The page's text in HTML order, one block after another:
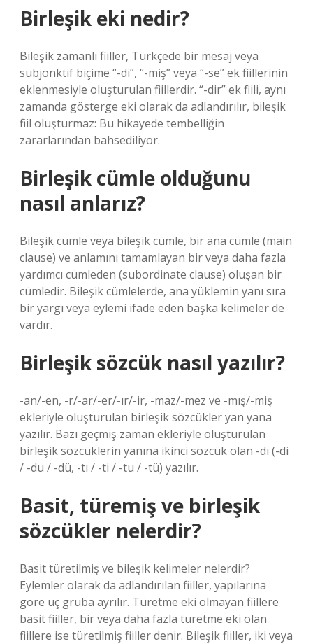
Birleşik eki nedir?
Bileşik zamanlı fiiller, Türkçede bir mesaj veya
subjonktif biçime “-di”, “-miş” veya “-se” ek fiillerinin
eklenmesiyle oluşturulan fiillerdir. “-dir” ek fiili, aynı
zamanda gösterge eki olarak da adlandırılır, bileşik
fiil oluşturmaz: Bu hikayede tembelliğin
zararlarından bahsediliyor.
Birleşik cümle olduğunu
nasıl anlarız?
Bileşik cümle veya bileşik cümle, bir ana cümle (main
clause) ve anlamını tamamlayan bir veya daha fazla
yardımcı cümleden (subordinate clause) oluşan bir
cümledir. Bileşik cümlelerde, ana yüklemin yanı sıra
bir yargı veya eylemi ifade eden başka kelimeler de
vardır.
Birleşik sözcük nasıl yazılır?
-an/-en, -r/-ar/-er/-ır/-ir, -maz/-mez ve -mış/-miş
ekleriyle oluşturulan birleşik sözcükler yan yana
yazılır. Bazı geçmiş zaman ekleriyle oluşturulan
birleşik sözcüklerin yanına ikinci sözcük olan -dı (-di
/ -du / -dü, -tı / -ti / -tu / -tü) yazılır.
Basit, türemiş ve birleşik
sözcükler nelerdir?
Basit türetilmiş ve bileşik kelimeler nelerdir?
Eylemler olarak da adlandırılan fiiller, yapılarına
göre üç gruba ayrılır. Türetme eki olmayan fiillere
basit fiiller, bir veya daha fazla türetme eki olan
fiillere ise türetilmiş fiiller denir. Bileşik fiiller, iki veya